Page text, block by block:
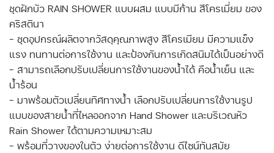
ชุดฝักบัว RAIN SHOWER แบบผสม แบบมีก้าน สีโครเมี่ยม ของ
คริสตินา
- ชุดอุปกรณ์ผลิตจากวัสดุคุณภาพสูง สีโครเมียม มีความแข็ง
แรง ทนทานต่อการใช้งาน และป้องกันการเกิดสนิมได้เป็นอย่างดี
- สามารถเลือกปรับเปลี่ยนการใช้งานของน้ำได้ คือน้ำเย็น และ
น้ำร้อน
- มาพร้อมตัวเปลี่ยนทิศทางน้ำ เลือกปรับเปลี่ยนการใช้งานรูป
แบบของสายน้ำที่ไหลออกจาก Hand Shower และบริเวณหัว
Rain Shower ได้ตามความเหมาะสม
- พร้อมที่วางของในตัว ง่ายต่อการใช้งาน ดีไซน์ทันสมัย